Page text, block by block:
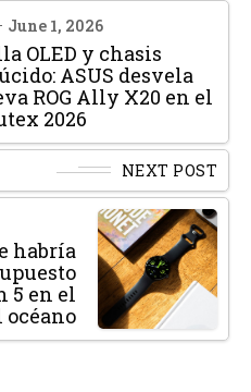
June 1, 2026
OLED y chasis
ASUS desvela
ROG Ally X20 en el
2026
NEXT POST
habría
5 en el
océano